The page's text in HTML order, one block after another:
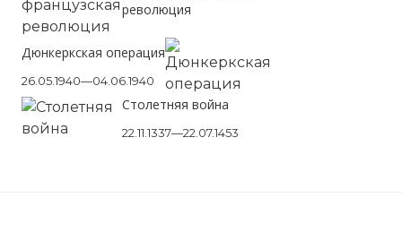
революция
Дюнкеркская операция
26.05.1940—04.06.1940
Столетняя война
22.11.1337—22.07.1453